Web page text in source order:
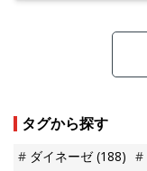
タグから探す
ダイネーゼ(188)